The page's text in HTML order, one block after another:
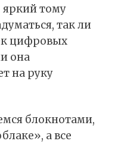
тому
так ли
цифровых
она
на руку
блокнотами,
а все